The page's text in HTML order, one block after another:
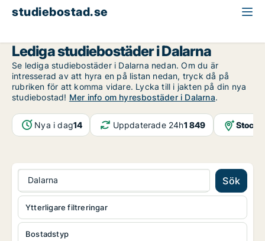
studiebostad.se
Lediga studiebostäder i Dalarna
Se lediga studiebostäder i Dalarna nedan. Om du är
intresserad av att hyra en på listan nedan, tryck då på
rubriken för att komma vidare. Lycka till i jakten på din nya
studiebostad! Mer info om hyresbostäder i Dalarna.
Nya i dag14 Uppdaterade 24h1 849
Dalarna Sök
Bostadstyp
Ytterligare filtreringar